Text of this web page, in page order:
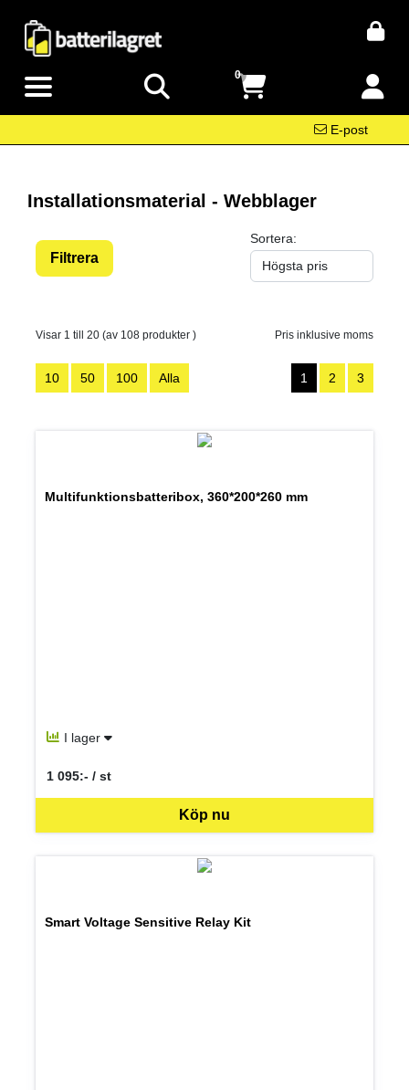
0
E-post
Installationsmaterial - Webblager
Filtrera
Sortera:
Visar 1 till 20 (av 108 produkter ) Pris inklusive moms
10 50 100 Alla 1 2 3
Multifunktionsbatteribox, 360*200*260 mm
I lager
Köp nu
1 095:- / st
SEK per ST
Smart Voltage Sensitive Relay Kit